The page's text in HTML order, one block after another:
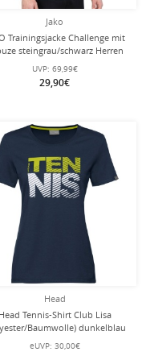
Jako
Trainingsjacke Challenge mit
steingrau/schwarz Herren
UVP: 69,99€
29,90€
Head
Head Tennis-Shirt Club Lisa
Baumwolle) dunkelblau
Damen
eUVP: 30,00€